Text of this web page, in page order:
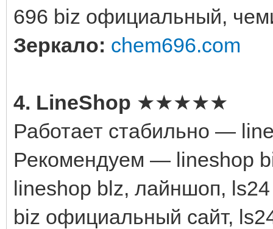
696 biz официальный,
Зеркало: chem696.com
4. LineShop ★★★★★
Работает стабильно —
Рекомендуем — lineshop
lineshop blz, лайншоп,
biz официальный сайт,